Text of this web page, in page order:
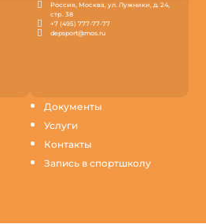
Документы
Услуги
Контакты
Запись в спортшколу
Россия, Москва, ул. Лужники, д. 24,
стр. 38
+7 (495) 777-77-77
depsport@mos.ru